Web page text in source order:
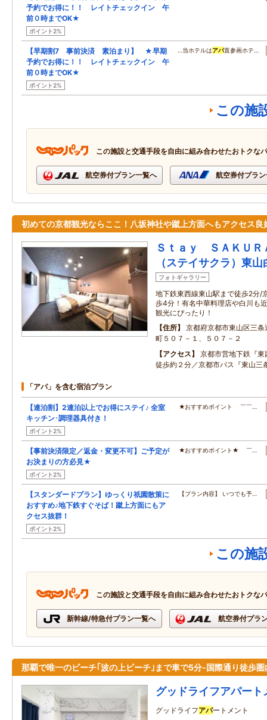
予約でお得に！！ レイトチェックイン 午
前０時までOK★
ポイント2%
【早期割7 事前決済 素泊まり】 ★早期
予約でお得に！！ レイトチェックイン 午
前０時までOK★
ポイント2%
…当ホテルはアパ直参画ホテ…
この施
この施設と交通手段を自由に組み合わせたおトクな
航空券付プラン一覧へ 航空券付プラ
初めての京都観光ならここ！八坂神社や蹴上方面へもアクセス良
Ｓｔａｙ ＳＡＫＵ
（ステイサクラ）東山
フォトギャラリー
地下鉄東西線東山駅まで徒歩2分/
歩4分！有名中華料理店や白川も
観光にぴったり！
住所
京都府京都市東山区三
町５０７－１、５０７－２
アクセス
京都市営地下鉄『
徒歩約２分／京都市バス『東山三
「アパ」を含む宿泊プラン
【連泊割】2連泊以上でお得にステイ♪ 全室
キッチン･調理器具付き！
ポイント2%
★おすすめポイント ￣￣…
【事前決済限定／返金・変更不可】ご予定が
お決まりの方必見★
ポイント2%
★おすすめポイント★ ￣…
【スタンダードプラン】ゆっくり祇園散策に
おすすめ♪地下鉄すぐそば！蹴上方面にもア
クセス抜群！
ポイント2%
【プラン内容】 いつでも予…
この施
この施設と交通手段を自由に組み合わせたおトクな
新幹線/特急付プラン一覧へ 航空券付プラ
那覇で唯一のビーチ｢波の上ビーチ｣まで車で5分-国際通り徒歩圏
グッドライフアパート
グッドライフアパートメント